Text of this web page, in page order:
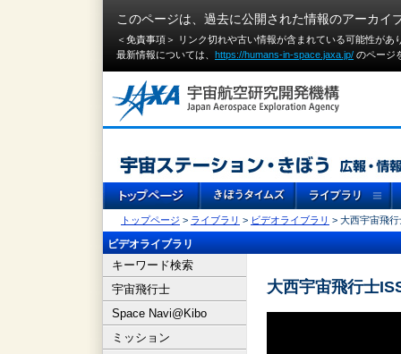
このページは、過去に公開された情報のアーカイ
＜免責事項＞ リンク切れや古い情報が含まれている可能性が
最新情報については、 https://humans-in-space.jaxa.jp/ のページ
トップページ > ライブラリ > ビデオライブラリ > 大西宇宙飛
ビデオライブラリ
キーワード検索
宇宙飛行士
Space Navi@Kibo
ミッション
大西宇宙飛行士